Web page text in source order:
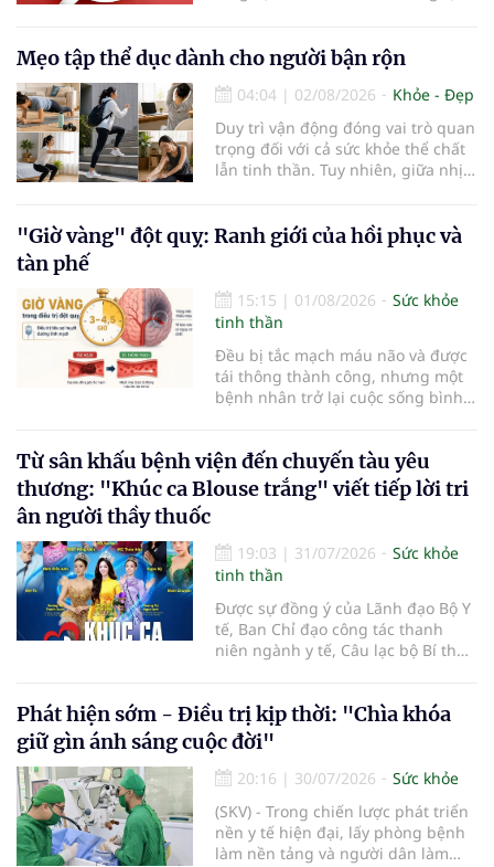
đóng vai trò lọc độc tố, chuyển hóa
thuốc và dự trữ nhiều vitamin,
khoáng chất thiết yếu nhưng cũng
rất dễ bị tổn thương…
Mẹo tập thể dục dành cho người bận rộn
04:04 | 02/08/2026
Khỏe - Đẹp
Duy trì vận động đóng vai trò quan
trọng đối với cả sức khỏe thể chất
lẫn tinh thần. Tuy nhiên, giữa nhịp
cho các hoạt động tập luyện
thường trở thành một thách thức
"Giờ vàng" đột quỵ: Ranh giới của hồi phục và
tàn phế
15:15 | 01/08/2026
Sức khỏe
tinh thần
Đều bị tắc mạch máu não và được
tái thông thành công, nhưng một
bệnh nhân trở lại cuộc sống bình
trường hợp tại Bệnh viện Đại học Y
Hà Nội cho thấy "giờ vàng" không
chỉ quyết định việc "cứu não" mà
của người bệnh.
Từ sân khấu bệnh viện đến chuyến tàu yêu
thương: "Khúc ca Blouse trắng" viết tiếp lời tri
ân người thầy thuốc
19:03 | 31/07/2026
Sức khỏe
tinh thần
Được sự đồng ý của Lãnh đạo Bộ Y
tế, Ban Chỉ đạo công tác thanh
niên ngành y tế, Câu lạc bộ Bí thư
ngành y tế chính thức khởi động
hành trình nghệ thuật thiện
nguyện vì cộng đồng mang tên
"Khúc ca Blouse trắng". Sự kiện mở
14h00, thứ Ba, ngày 04/8/2026 tại
Bệnh viện Bạch Mai cơ sở Ninh
Bình.
Phát hiện sớm - Điều trị kịp thời: "Chìa khóa
giữ gìn ánh sáng cuộc đời"
20:16 | 30/07/2026
Sức khỏe
(SKV) - Trong chiến lược phát triển
nền y tế hiện đại, lấy phòng bệnh
làm nền tảng và người dân làm